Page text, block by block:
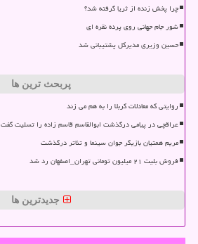
چرا پخش زنده از ثریا گرفته شد؟
شور جام جهانی روی پرده نقره ای
حسین وزیری مدیرکل پشتیبانی شد
پربحث ترین ها
روایتی که معادلات کربلا را به هم می زند
عراقچی در پیامی درگذشت ابوالقاسم قاسم زاده را تسلیت گفت
مریم همتیان بازیگر جوان سینما و تئاتر درگذشت
فروش بلیت ۲۱ میلیون تومانی تهران_اصفهان رد شد
جدیدترین ها